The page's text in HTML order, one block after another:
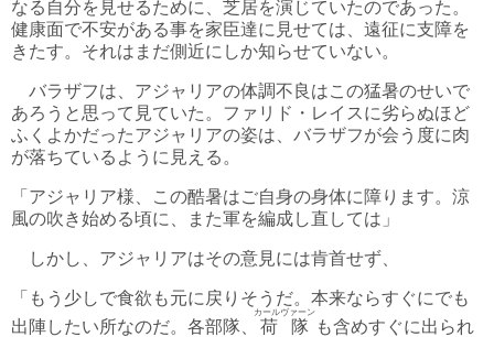
なる自分を見せるために、芝居を演じていたのであった。
健康面で不安がある事を家臣達に見せては、遠征に支障を
きたす。それはまだ側近にしか知らせていない。
バラザフは、アジャリアの体調不良はこの猛暑のせいで
あろうと思って見ていた。ファリド・レイスに劣らぬほど
ふくよかだったアジャリアの姿は、バラザフが会う度に肉
が落ちているように見える。
「アジャリア様、この酷暑はご自身の身体に障ります。涼
風の吹き始める頃に、また軍を編成し直しては」
しかし、アジャリアはその意見には肯首せず、
「もう少しで食欲も元に戻りそうだ。本来ならすぐにでも
出陣したい所なのだ。各部隊、
荷隊
カールヴァーン
も含めすぐに出られ